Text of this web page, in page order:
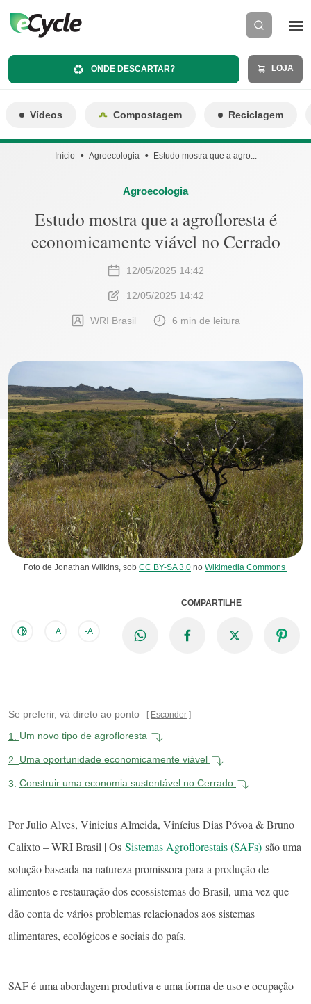
ONDE DESCARTAR? LOJA
Vídeos Compostagem Reciclagem
Início Agroecologia Estudo mostra que a agro...
Agroecologia
Estudo mostra que a agrofloresta é
economicamente viável no Cerrado
12/05/2025 14:42
12/05/2025 14:42
WRI Brasil 6 min de leitura
Foto de Jonathan Wilkins, sob CC BY-SA 3.0 no Wikimedia Commons
+A -A
COMPARTILHE
Se preferir, vá direto ao ponto Esconder
1. Um novo tipo de agrofloresta
2. Uma oportunidade economicamente viável
3. Construir uma economia sustentável no Cerrado
Por Julio Alves, Vinicius Almeida, Vinícius Dias Póvoa & Bruno
Calixto – WRI Brasil | Os Sistemas Agroflorestais (SAFs) são uma
solução baseada na natureza promissora para a produção de
alimentos e restauração dos ecossistemas do Brasil, uma vez que
dão conta de vários problemas relacionados aos sistemas
alimentares, ecológicos e sociais do país.
SAF é uma abordagem produtiva e uma forma de uso e ocupação